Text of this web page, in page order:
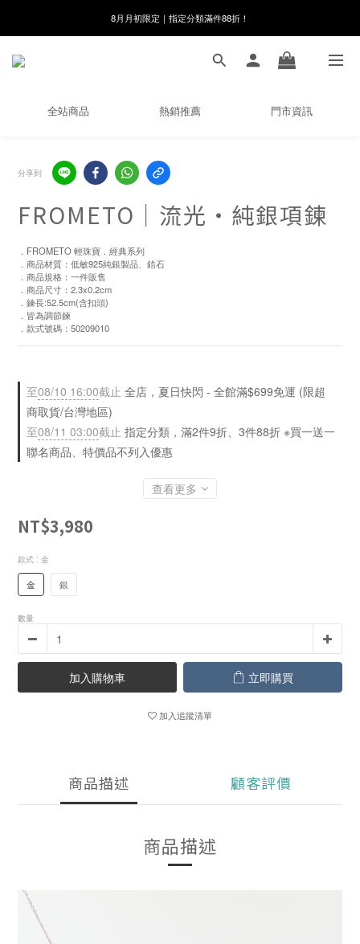
8月月初限定｜指定分類滿件88折！
🌸新會員限定🌸註冊送$100購物金
8月月初限定｜指定分類滿件88折！
全站商品 熱銷推薦 門市資訊
分享到
FROMETO｜流光・純銀項鍊
．FROMETO 輕珠寶．經典系列
．商品材質：低敏925純銀製品、鋯石
．商品規格：一件販售
．商品尺寸：2.3x0.2cm
．鍊長:52.5cm(含扣頭)
．皆為調節鍊
．款式號碼：50209010
至08/10 16:00截止 全店，夏日快閃 - 全館滿$699免運 (限超
商取貨/台灣地區)
至08/11 03:00截止 指定分類，滿2件9折、3件88折 ※買一送一
聯名商品、特價品不列入優惠
查看更多
NT$3,980
款式 : 金
金 銀
數量
加入購物車 立即購買
加入追蹤清單
商品描述 顧客評價
商品描述